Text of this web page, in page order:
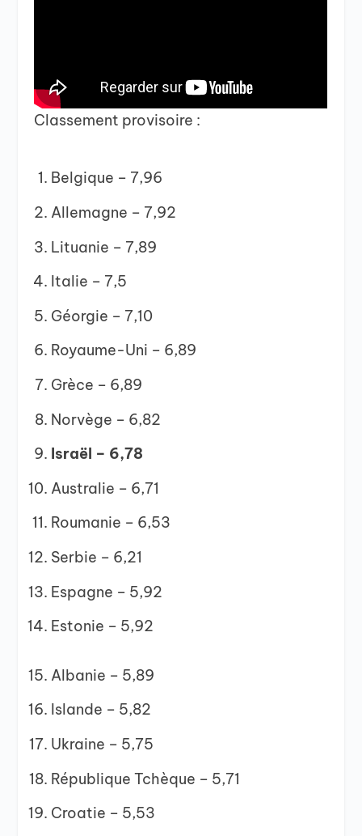
Classement provisoire :
Belgique – 7,96
Allemagne – 7,92
Lituanie – 7,89
Italie – 7,5
Géorgie – 7,10
Royaume-Uni – 6,89
Grèce – 6,89
Norvège – 6,82
Israël – 6,78
Australie – 6,71
Roumanie – 6,53
Serbie – 6,21
Espagne – 5,92
Estonie – 5,92
Albanie – 5,89
Islande – 5,82
Ukraine – 5,75
République Tchèque – 5,71
Croatie – 5,53